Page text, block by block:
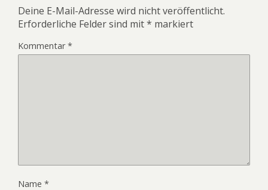
Deine E-Mail-Adresse wird nicht veröffentlicht.
Erforderliche Felder sind mit* markiert
Kommentar*
Name *